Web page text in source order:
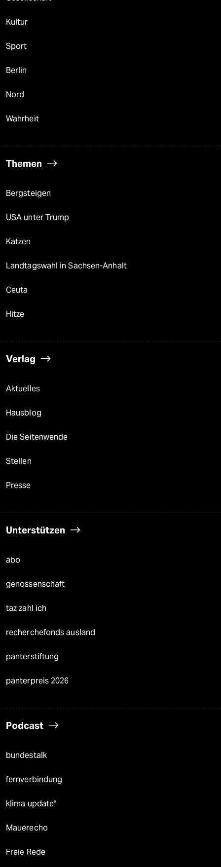
Kultur
Sport
Berlin
Nord
Wahrheit
Themen
Bergsteigen
USA unter Trump
Katzen
Landtagswahl in Sachsen-Anhalt
Ceuta
Hitze
Verlag
Aktuelles
Hausblog
Die Seitenwende
Stellen
Presse
Unterstützen
abo
genossenschaft
taz zahl ich
recherchefonds ausland
panterstiftung
panterpreis 2026
Podcast
bundestalk
fernverbindung
klima update°
Mauerecho
Freie Rede